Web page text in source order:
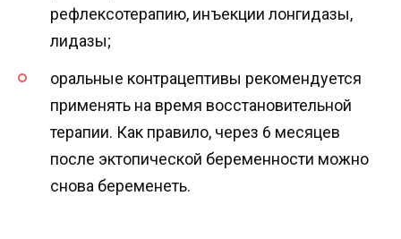
рефлексотерапию, инъекции лонгидазы,
лидазы;
оральные контрацептивы рекомендуется
применять на время восстановительной
терапии. Как правило, через 6 месяцев
после эктопической беременности можно
снова беременеть.